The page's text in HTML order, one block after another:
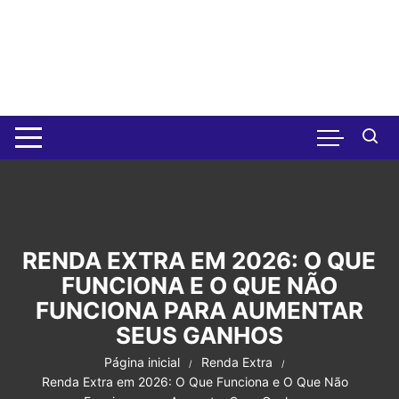
RENDA EXTRA EM 2026: O QUE
FUNCIONA E O QUE NÃO
FUNCIONA PARA AUMENTAR
SEUS GANHOS
Página inicial
Renda Extra
Renda Extra em 2026: O Que Funciona e O Que Não